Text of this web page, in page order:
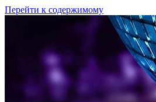
Перейти к содержимому